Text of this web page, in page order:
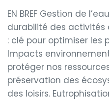
EN BREF Gestion de
durabilité des activités
: clé pour optimiser les
Impacts
protéger nos
préservation des
des loisirs.